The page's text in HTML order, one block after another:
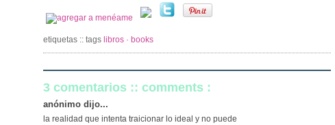
etiquetas :: tags libros · books
3 comentarios :: comments :
anónimo dijo...
la realidad que intenta traicionar lo ideal y no puede